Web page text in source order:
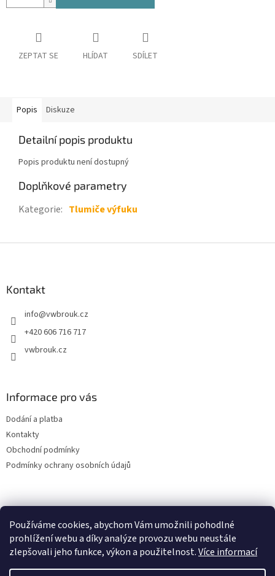
Používáme cookies, abychom Vám umožnili pohodlné
prohlížení webu a díky analýze provozu webu neustále
zlepšovali jeho funkce, výkon a použitelnost.Více informací
ZEPTAT SE HLÍDAT SDÍLET
Popis Diskuze
Detailní popis produktu
Popis produktu není dostupný
Doplňkové parametry
Kategorie: Tlumiče výfuku
Kontakt
info@vwbrouk.cz
+420 606 716 717
vwbrouk.cz
Informace pro vás
Dodání a platba
Kontakty
Obchodní podmínky
Podmínky ochrany osobních údajů